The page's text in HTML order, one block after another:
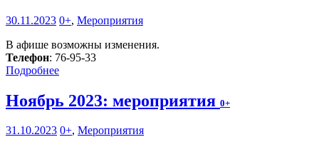
30.11.2023 0+, Мероприятия
В афише возможны изменения.
Телефон: 76-95-33
Подробнее
Ноябрь 2023: мероприятия 0+
31.10.2023 0+, Мероприятия